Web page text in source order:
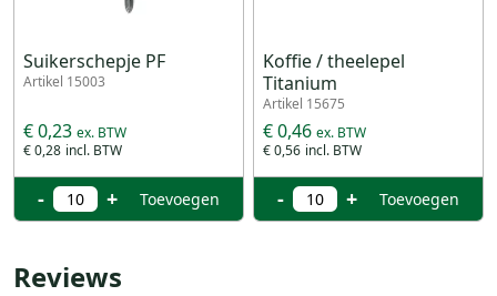
Suikerschepje PF
Artikel 15003
€ 0,28
€ 0,23
- + Toevoegen
Koffie / theelepel
Titanium
Artikel 15675
€ 0,56
€ 0,46
- + Toevoegen
Reviews